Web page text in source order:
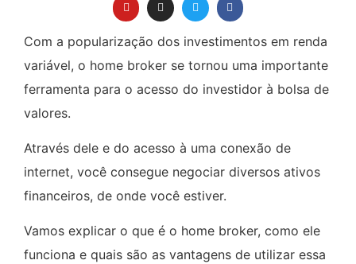
Com a popularização dos investimentos em renda
variável, o home broker se tornou uma importante
ferramenta para o acesso do investidor à bolsa de
valores.
Através dele e do acesso à uma conexão de
internet, você consegue negociar diversos ativos
financeiros, de onde você estiver.
Vamos explicar o que é o home broker, como ele
funciona e quais são as vantagens de utilizar essa